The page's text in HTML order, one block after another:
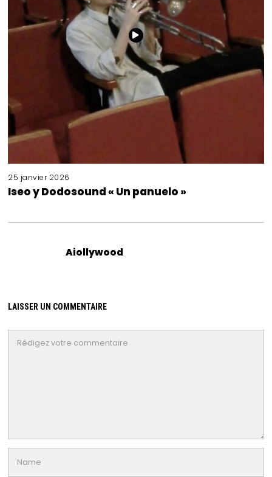
25 janvier 2026
Iseo y Dodosound « Un panuelo »
Aiollywood
LAISSER UN COMMENTAIRE